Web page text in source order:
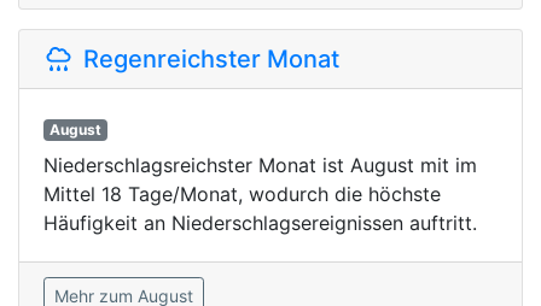
Regenreichster Monat
August
Niederschlagsreichster Monat ist August mit im
Mittel 18 Tage/Monat, wodurch die höchste
Häufigkeit an Niederschlagsereignissen auftritt.
Mehr zum August